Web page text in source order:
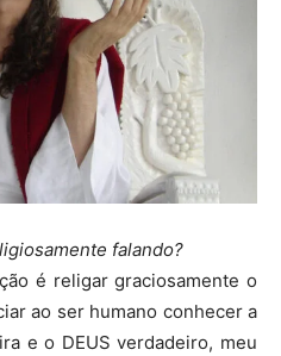
falando?
é religar graciosamente o
ao ser humano conhecer a
e o DEUS verdadeiro, meu